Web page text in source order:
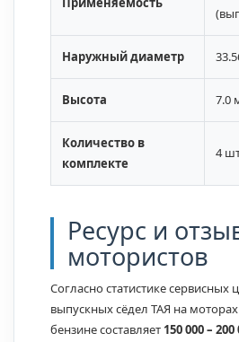
Наружный диаметр
Высота 7.0
Количество в
комплекте
4
Ресурс и
мотористов
Согласно статистике сервисных
выпускных сёдел ТАЯ на
бензине составляет 150 000 –